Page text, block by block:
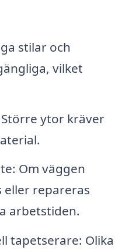
stilar och
vilket
ytor kräver
Om väggen
repareras
arbetstiden.
tapetserare: Olika